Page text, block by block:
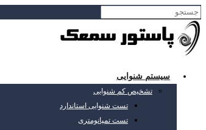
سیستم شنوایی
تشخیص کم شنوایی
تست شنوایی استاندارد
تست تمپانومتری